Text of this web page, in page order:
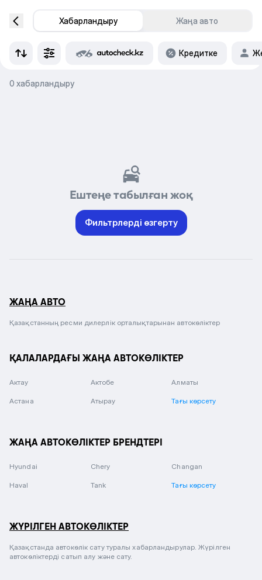
Хабарландыру Жаңа авто
Кредитке
0 хабарландыру
Ештеңе табылған жоқ
Фильтрлерді өзгерту
ЖАҢА АВТО
Қазақстанның ресми дилерлік орталықтарынан автокөліктер
ҚАЛАЛАРДАҒЫ ЖАҢА АВТОКӨЛІКТЕР
Актау Актобе Алматы
Астана Атырау Тағы көрсету
ЖАҢА АВТОКӨЛІКТЕР БРЕНДТЕРІ
Hyundai Chery Changan
Haval Tank Тағы көрсету
ЖҮРІЛГЕН АВТОКӨЛІКТЕР
Қазақстанда автокөлік сату туралы хабарландырулар. Жүрілген
автокөліктерді сатып алу және сату.